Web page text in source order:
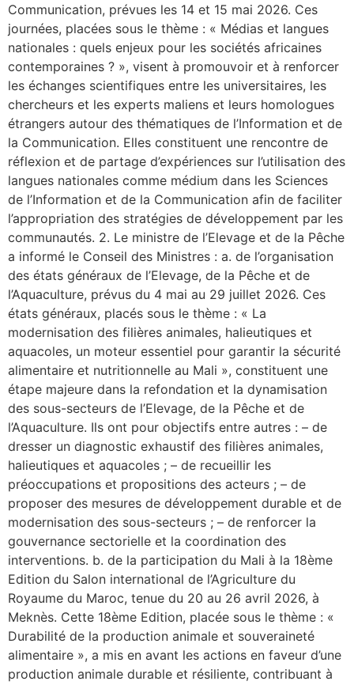
Communication, prévues les 14 et 15 mai 2026. Ces
journées, placées sous le thème : « Médias et langues
nationales : quels enjeux pour les sociétés africaines
contemporaines ? », visent à promouvoir et à renforcer
les échanges scientifiques entre les universitaires, les
chercheurs et les experts maliens et leurs homologues
étrangers autour des thématiques de l’Information et de
la Communication. Elles constituent une rencontre de
réflexion et de partage d’expériences sur l’utilisation des
langues nationales comme médium dans les Sciences
de l’Information et de la Communication afin de faciliter
l’appropriation des stratégies de développement par les
communautés. 2. Le ministre de l’Elevage et de la Pêche
a informé le Conseil des Ministres : a. de l’organisation
des états généraux de l’Elevage, de la Pêche et de
l’Aquaculture, prévus du 4 mai au 29 juillet 2026. Ces
états généraux, placés sous le thème : « La
modernisation des filières animales, halieutiques et
aquacoles, un moteur essentiel pour garantir la sécurité
alimentaire et nutritionnelle au Mali », constituent une
étape majeure dans la refondation et la dynamisation
des sous-secteurs de l’Elevage, de la Pêche et de
l’Aquaculture. Ils ont pour objectifs entre autres : – de
dresser un diagnostic exhaustif des filières animales,
halieutiques et aquacoles ; – de recueillir les
préoccupations et propositions des acteurs ; – de
proposer des mesures de développement durable et de
modernisation des sous-secteurs ; – de renforcer la
gouvernance sectorielle et la coordination des
interventions. b. de la participation du Mali à la 18ème
Edition du Salon international de l’Agriculture du
Royaume du Maroc, tenue du 20 au 26 avril 2026, à
Meknès. Cette 18ème Edition, placée sous le thème : «
Durabilité de la production animale et souveraineté
alimentaire », a mis en avant les actions en faveur d’une
production animale durable et résiliente, contribuant à